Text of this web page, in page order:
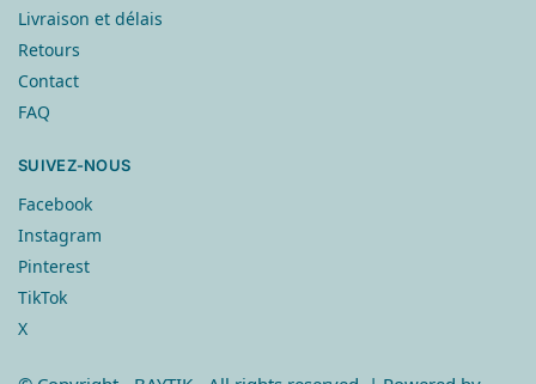
Livraison et délais
Retours
Contact
FAQ
SUIVEZ-NOUS
Facebook
Instagram
Pinterest
TikTok
X